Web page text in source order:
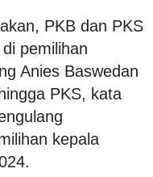
PKB dan PKS
pemilihan
Anies Baswedan
PKS, kata
kepala